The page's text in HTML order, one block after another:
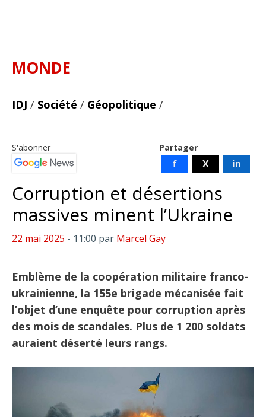
MONDE
IDJ / Société / Géopolitique /
Partager
f X in
S'abonner
Corruption et désertions
massives minent l’Ukraine
22 mai 2025 - 11:00 par Marcel Gay
Emblème de la coopération militaire franco-
ukrainienne, la 155e brigade mécanisée fait
l’objet d’une enquête pour corruption après
des mois de scandales. Plus de 1 200 soldats
auraient déserté leurs rangs.